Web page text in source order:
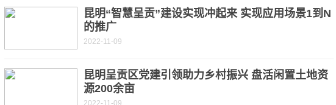
昆明“智慧呈贡”建设实现冲起来 实现应用场景1到N
的推广
2022-11-09
昆明呈贡区党建引领助力乡村振兴 盘活闲置土地资
源200余亩
2022-11-09